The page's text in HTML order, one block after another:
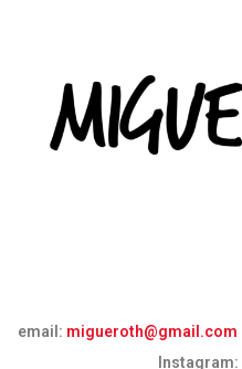
email: migueroth@gmail.com
Instagram: